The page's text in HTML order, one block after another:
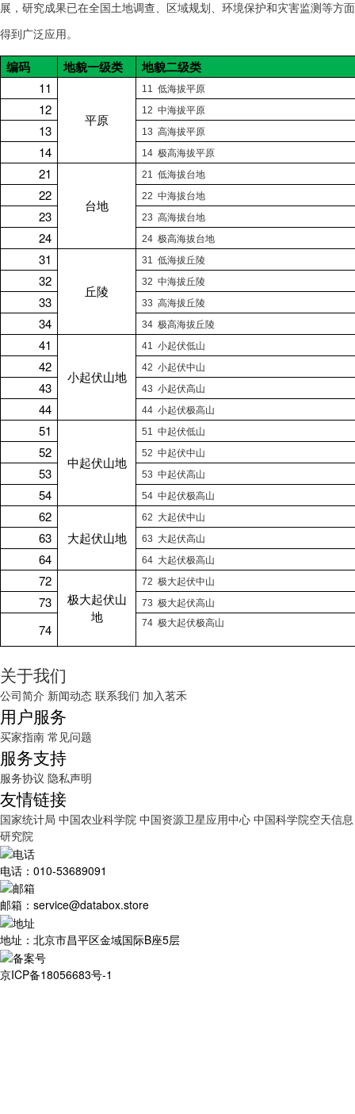
展，研究成果已在全国土地调查、区域规划、环境保护和灾害监测等方面
得到广泛应用。
编码 地貌一级类 地貌二级类
11
平原
11 低海拔平原
12 12 中海拔平原
13 13 高海拔平原
14 14 极高海拔平原
21
台地
21 低海拔台地
22 22 中海拔台地
23 23 高海拔台地
24 24 极高海拔台地
31
丘陵
31 低海拔丘陵
32 32 中海拔丘陵
33 33 高海拔丘陵
34 34 极高海拔丘陵
41
小起伏山地
41 小起伏低山
42 42 小起伏中山
43 43 小起伏高山
44 44 小起伏极高山
51
中起伏山地
51 中起伏低山
52 52 中起伏中山
53 53 中起伏高山
54 54 中起伏极高山
62
大起伏山地
62 大起伏中山
63 63 大起伏高山
64 64 大起伏极高山
72
极大起伏山
地
72 极大起伏中山
73 73 极大起伏高山
74 74 极大起伏极高山
关于我们
公司简介 新闻动态 联系我们 加入茗禾
用户服务
买家指南 常见问题
服务支持
服务协议 隐私声明
友情链接
国家统计局 中国农业科学院 中国资源卫星应用中心 中国科学院空天信息
研究院
电话：010-53689091
邮箱：service@databox.store
地址：北京市昌平区金域国际B座5层
京ICP备18056683号-1